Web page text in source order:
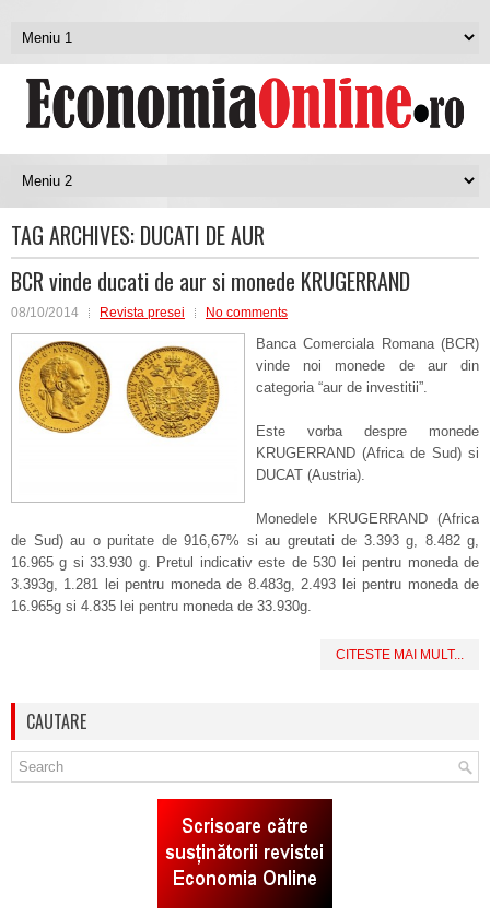
TAG ARCHIVES: DUCATI DE AUR
BCR vinde ducati de aur si monede KRUGERRAND
08/10/2014 Revista presei No comments
Banca Comerciala Romana (BCR)
vinde noi monede de aur din
categoria “aur de investitii”.
Este vorba despre monede
KRUGERRAND (Africa de Sud) si
DUCAT (Austria).
Monedele KRUGERRAND (Africa
de Sud) au o puritate de 916,67% si au greutati de 3.393 g, 8.482 g,
16.965 g si 33.930 g. Pretul indicativ este de 530 lei pentru moneda de
3.393g, 1.281 lei pentru moneda de 8.483g, 2.493 lei pentru moneda de
16.965g si 4.835 lei pentru moneda de 33.930g.
CITESTE MAI MULT...
CAUTARE